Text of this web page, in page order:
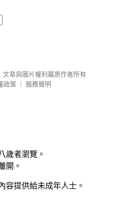
文章與圖片權利屬原作者所有
政策
服務聲明
歲者瀏覽。
開。
容提供給未成年人士。